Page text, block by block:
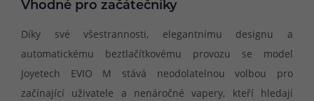
Vhodné pro začátečníky
Díky své všestrannosti, elegantnímu designu a
automatickému beztlačítkovému provozu se model
Joyetech EVIO M stává neodolatelnou volbou pro
začínající uživatele a nenáročné vapery, kteří hledají